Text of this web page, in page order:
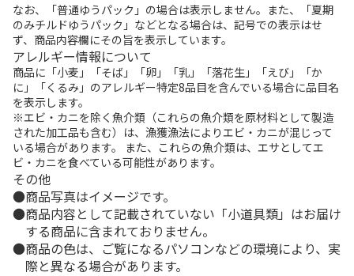
なお、「普通ゆうパック」の場合は表示しません。また、「夏期
のみチルドゆうパック」などとなる場合は、記号での表示はせ
ず、商品内容欄にその旨を表示しています。
アレルギー情報について
商品に「小麦」「そば」「卵」「乳」「落花生」「えび」「か
に」「くるみ」のアレルギー特定8品目を含んでいる場合に品目名
を表示します。
※エビ・カニを除く魚介類（これらの魚介類を原材料として製造
された加工品も含む）は、漁獲漁法によりエビ・カニが混じって
いる場合があります。 また、これらの魚介類は、エサとしてエ
ビ・カニを食べている可能性があります。
その他
商品写真はイメージです。
商品内容として記載されていない「小道具類」はお届け
する商品に含まれておりません。
商品の色は、ご覧になるパソコンなどの環境により、実
際と異なる場合があります。